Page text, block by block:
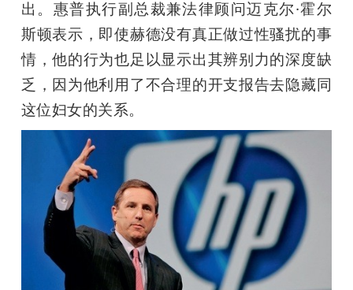
出。惠普执行副总裁兼法律顾问迈克尔·霍尔
斯顿表示，即使赫德没有真正做过性骚扰的事
情，他的行为也足以显示出其辨别力的深度缺
乏，因为他利用了不合理的开支报告去隐藏同
这位妇女的关系。